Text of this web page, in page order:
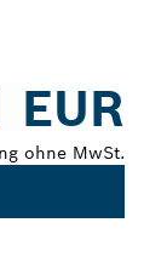
EUR
ohne MwSt.